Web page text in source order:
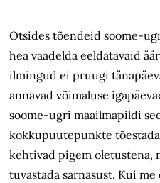
Otsides tõendeid soome-
hea vaadelda eeldatavaid
ilmingud ei pruugi
annavad võimaluse
soome-ugri maailmapildi
kokkupuutepunkte
kehtivad pigem oletustena,
tuvastada sarnasust. Kui